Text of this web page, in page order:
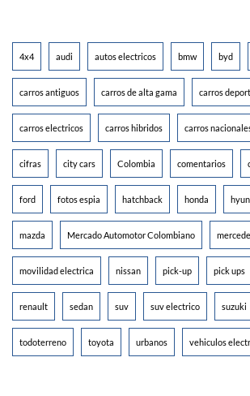
4x4 audi autos electricos bmw byd
carros antiguos carros de alta gama carros
carros electricos carros hibridos carros
cifras city cars Colombia comentarios
ford fotos espia hatchback honda
mazda Mercado Automotor Colombiano
movilidad electrica nissan pick-up pick ups
renault sedan suv suv electrico suzuki
todoterreno toyota urbanos vehiculos